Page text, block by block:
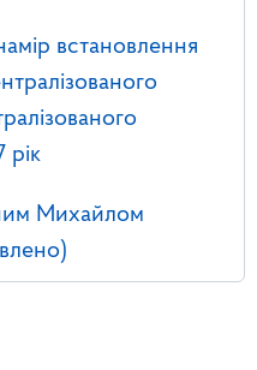
встановлення
рік
Михайлом